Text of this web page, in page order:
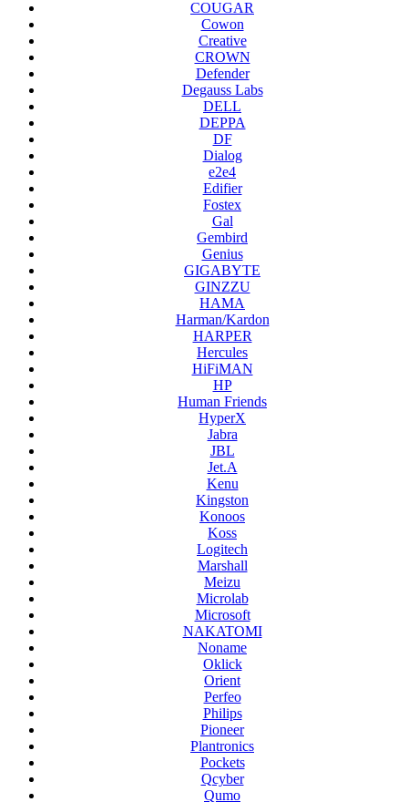
COUGAR
Cowon
Creative
CROWN
Defender
Degauss Labs
DELL
DEPPA
DF
Dialog
e2e4
Edifier
Fostex
Gal
Gembird
Genius
GIGABYTE
GINZZU
HAMA
Harman/Kardon
HARPER
Hercules
HiFiMAN
HP
Human Friends
HyperX
Jabra
JBL
Jet.A
Kenu
Kingston
Konoos
Koss
Logitech
Marshall
Meizu
Microlab
Microsoft
NAKATOMI
Noname
Oklick
Orient
Perfeo
Philips
Pioneer
Plantronics
Pockets
Qcyber
Qumo